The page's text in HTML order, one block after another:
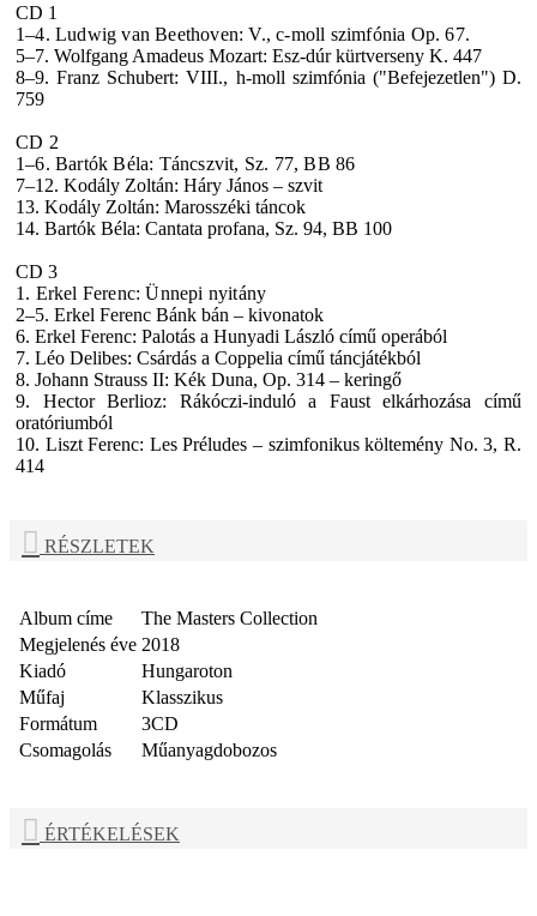
CD 1
1–4. Ludwig van Beethoven: V., c-moll szimfónia Op. 67.
5–7. Wolfgang Amadeus Mozart: Esz-dúr kürtverseny K. 447
8–9. Franz Schubert: VIII., h-moll szimfónia ("Befejezetlen") D.
759
CD 2
1–6. Bartók Béla: Táncszvit, Sz. 77, BB 86
7–12. Kodály Zoltán: Háry János – szvit
13. Kodály Zoltán: Marosszéki táncok
14. Bartók Béla: Cantata profana, Sz. 94, BB 100
CD 3
1. Erkel Ferenc: Ünnepi nyitány
2–5. Erkel Ferenc Bánk bán – kivonatok
6. Erkel Ferenc: Palotás a Hunyadi László című operából
7. Léo Delibes: Csárdás a Coppelia című táncjátékból
8. Johann Strauss II: Kék Duna, Op. 314 – keringő
9. Hector Berlioz: Rákóczi-induló a Faust elkárhozása című
oratóriumból
10. Liszt Ferenc: Les Préludes – szimfonikus költemény No. 3, R.
414
RÉSZLETEK
Album címe
The Masters Collection
Megjelenés éve 2018
Kiadó
Hungaroton
Műfaj
Klasszikus
Formátum
3CD
Csomagolás
Műanyagdobozos
ÉRTÉKELÉSEK